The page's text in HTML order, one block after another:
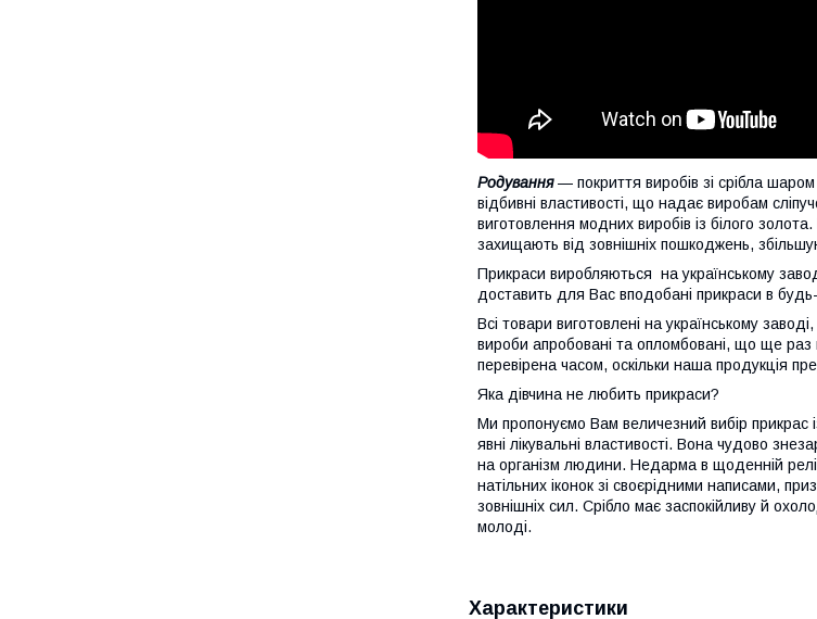
Родування— покриття виробів зі срібла
відбивні властивості, що надає виробам
виготовлення модних виробів із білого
захищають від зовнішніх пошкоджень,
Прикраси виробляються на українському
доставить для Вас вподобані прикраси в будь-
Всі товари виготовлені на українському
вироби апробовані та опломбовані, що ще раз
перевірена часом, оскільки наша продукція
Яка дівчина не любить прикраси?
Ми пропонуємо Вам величезний вибір прикрас
явні лікувальні властивості. Вона чудово
на організм людини. Недарма в щоденній
натільних іконок зі своєрідними написами,
зовнішніх сил. Срібло має заспокійливу й
молоді.
Характеристики